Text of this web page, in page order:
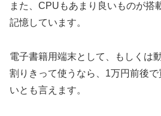
また、CPUもあまり良いものが搭
記憶しています。
電子書籍用端末として、もしくは
割りきって使うなら、1万円前後
いとも言えます。